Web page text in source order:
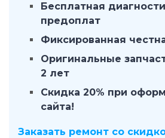
Бесплатная
предоплат
Фиксированная
Оригинальные
2 лет
Скидка 20% при
сайта!
Заказать ремонт со